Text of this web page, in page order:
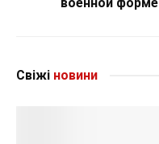
Свіжі новини